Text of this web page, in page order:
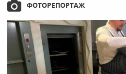
ФОТОРЕПОРТАЖ